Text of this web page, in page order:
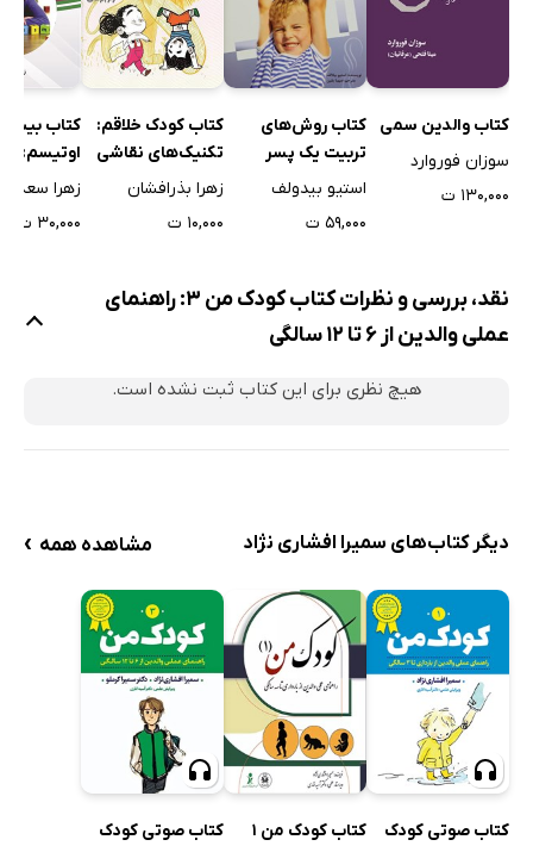
کتاب والدین سمی
سوزان فوروارد
۱۳۰,۰۰۰ ت
کتاب روش‌های
تربیت یک پسر
موفق
استیو بیدولف
۵۹,۰۰۰ ت
کتاب کودک خلاقم:
تکنیک‌های نقاشی
زهرا بذرافشان
۱۰,۰۰۰ ت
کتاب بیش
اوتیسم:
راهنمای
متخصصان
زهرا سعدی
۳۰,۰۰۰ ت
نقد، بررسی و نظرات کتاب کودک من 3: راهنمای
عملی والدین از 6 تا 12 سالگی
هیچ نظری برای این کتاب ثبت نشده است.
دیگر کتاب‌های سمیرا افشاری نژاد مشاهده همه ›
کتاب صوتی کودک
کتاب کودک من 1
کتاب صوتی کودک